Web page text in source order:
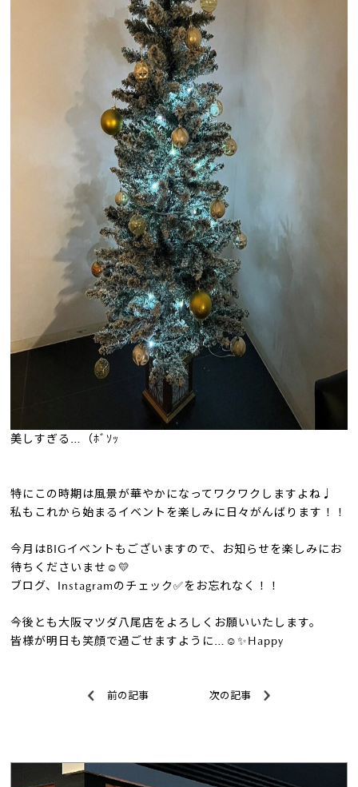
美しすぎる…（ﾎﾞｿｯ
特にこの時期は風景が華やかになってワクワクしますよね♩
私もこれから始まるイベントを楽しみに日々がんばります！！
今月はBIGイベントもございますので、お知らせを楽しみにお
待ちくださいませ☺💛
ブログ、Instagramのチェック✅をお忘れなく！！
今後とも大阪マツダ八尾店をよろしくお願いいたします。
皆様が明日も笑顔で過ごせますように…☺✨Happy
前の記事 次の記事